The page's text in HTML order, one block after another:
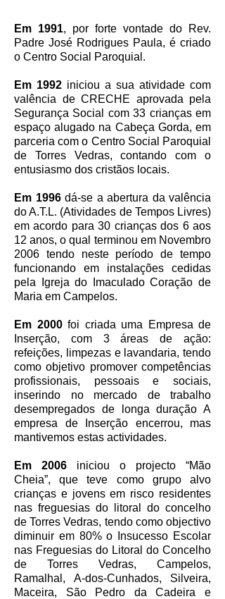
Em 1991, por forte vontade do Rev.
Padre José Rodrigues Paula, é criado
o Centro Social Paroquial.
Em 1992 iniciou a sua atividade com
valência de CRECHE aprovada pela
Segurança Social com 33 crianças em
espaço alugado na Cabeça Gorda, em
parceria com o Centro Social Paroquial
de Torres Vedras, contando com o
entusiasmo dos cristãos locais.
Em 1996dá-se a abertura da valência
do A.T.L. (Atividades de Tempos Livres)
em acordo para 30 crianças dos 6 aos
12 anos, o qual terminou em Novembro
2006 tendo neste período de tempo
funcionando em instalações cedidas
pela Igreja do Imaculado Coração de
Maria em Campelos.
Em 2000foi criada uma Empresa de
Inserção, com 3 áreas de ação:
refeições, limpezas e lavandaria, tendo
como objetivo promover competências
profissionais, pessoais e sociais,
inserindo no mercado de trabalho
desempregados de longa duração A
empresa de Inserção encerrou, mas
mantivemos estas actividades.
Em 2006 iniciou o projecto “Mão
Cheia”, que teve como grupo alvo
crianças e jovens em risco residentes
nas freguesias do litoral do concelho
de Torres Vedras, tendo como objectivo
diminuir em 80% o Insucesso Escolar
nas Freguesias do Litoral do Concelho
de Torres Vedras, Campelos,
Ramalhal, A-dos-Cunhados, Silveira,
Maceira, São Pedro da Cadeira e